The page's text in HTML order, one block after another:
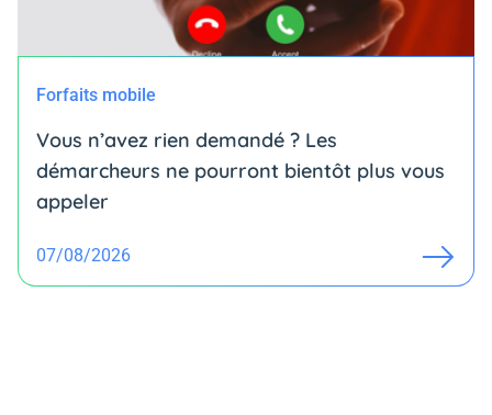
Forfaits mobile
Vous n’avez rien demandé ? Les
démarcheurs ne pourront bientôt plus vous
appeler
07/08/2026